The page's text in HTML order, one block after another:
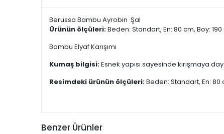
Berussa Bambu Ayrobin Şal
Ürünün ölçüleri:Beden: Standart, En: 80 cm, Boy:
Bambu Elyaf Karışımı
Kumaş bilgisi:Esnek yapısı sayesinde kırışmaya
Resimdeki ürünün ölçüleri:Beden: Standart, En: 80
Benzer Ürünler